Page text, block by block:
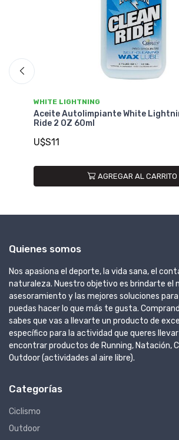
WHITE LIGHTNING
Aceite Autolimpiante White
Ride 2 OZ 60ml
U$S11
AGREGAR AL CARRITO
Quienes somos
Nos apasiona el deporte, la vida sana, el
naturaleza. Nuestro objetivo es brindarte el
asesoramiento y las mejores soluciones
puedas hacer lo que más te gusta.
sabes que vas a llevarte un producto de
específico para la actividad que queres
encontrar productos de Running, Natación,
Outdoor (actividades al aire libre).
Categorías
Ciclismo
Outdoor